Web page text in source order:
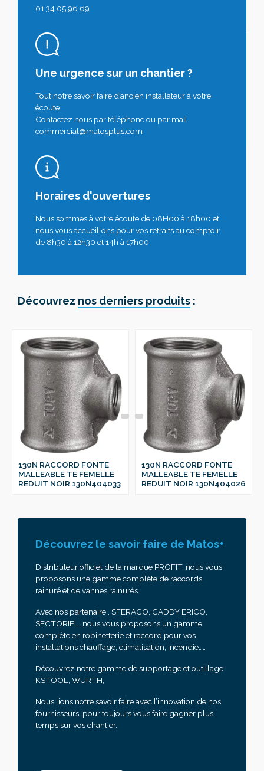
01.34.05.96.69
Une urgence sur un chantier ?
Tout notre savoir faire d’ancien installateur à votre
écoute.
Contactez nous par téléphone ou par mail
commercial@matosplus.com
Horaires d'ouvertures
Nous sommes à votre écoute de 08H00 à 18h00 et
nous vous accueillons pour vos retraits au comptoir
de 8h30 à 12h30 et 14h à 17h00
Découvrez nos derniers produits :
130N RACCORD FONTE
MALLEABLE TE FEMELLE
REDUIT NOIR 130N404033
130N RACCORD FONTE
MALLEABLE TE FEMELLE
REDUIT NOIR 130N404026
Découvrez le savoir faire de Matos+
Distributeur officiel de la marque PROFIT, nous vous
proposons une gamme complète de raccords
rainuré et de vannes rainurés.
Avec nos partenaire , SFERACO, CADDY ERICO,
SECTORIEL, nous vous proposons un gamme
complète en robinetterie et raccord pour vos
installations chauffage, climatisation, incendie……
Découvrez notre gamme de supportage et outillage
KSTOOL, WURTH,
Nous lions notre savoir faire avec l’innovation de nos
fournisseurs pour toujours vous faire gagner plus
temps sur vos chantier.